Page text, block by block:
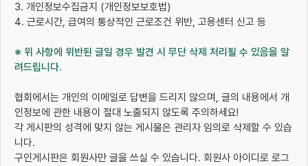
3. 개인정보수집금지 (개인정보보호법)
4. 근로시간, 급여의 통상적인 근로조건 위반, 고용센터 신고 등
※ 위 사항에 위반된 글일 경우 발견 시 무단 삭제 처리될 수 있음을 알
려드립니다.
협회에서는 개인의 이메일로 답변을 드리지 않으며, 글의 내용에서 개
인정보에 관한 내용이 절대 노출되지 않도록 주의하세요!
각 게시판의 성격에 맞지 않는 게시물은 관리자 임의로 삭제할 수 있습
니다.
구인게시판은 회원사만 글을 쓰실 수 있습니다. 회원사 아이디로 로그